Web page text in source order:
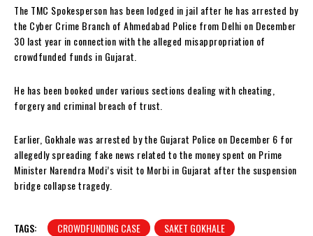
The TMC Spokesperson has been lodged in jail after he has arrested by
the Cyber Crime Branch of Ahmedabad Police from Delhi on December
30 last year in connection with the alleged misappropriation of
crowdfunded funds in Gujarat.
He has been booked under various sections dealing with cheating,
forgery and criminal breach of trust.
Earlier, Gokhale was arrested by the Gujarat Police on December 6 for
allegedly spreading fake news related to the money spent on Prime
Minister Narendra Modi’s visit to Morbi in Gujarat after the suspension
bridge collapse tragedy.
TAGS: CROWDFUNDING CASE
SAKET GOKHALE